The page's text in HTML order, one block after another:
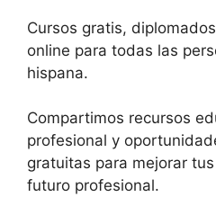
Cursos gratis,
online para todas las
hispana.
Compartimos recursos
profesional y
gratuitas para mejorar
futuro profesional.